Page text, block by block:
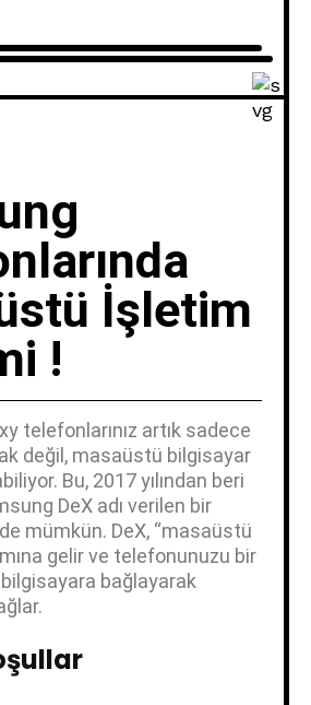
İşletim
!
telefonlarınız artık sadece
değil, masaüstü bilgisayar
Bu, 2017 yılından beri
DeX adı verilen bir
mümkün. DeX, “masaüstü
gelir ve telefonunuzu bir
bağlayarak